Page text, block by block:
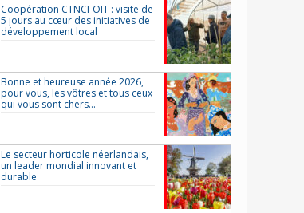
Coopération CTNCI-OIT : visite de
5 jours au cœur des initiatives de
développement local
Bonne et heureuse année 2026,
pour vous, les vôtres et tous ceux
qui vous sont chers…
Le secteur horticole néerlandais,
un leader mondial innovant et
durable